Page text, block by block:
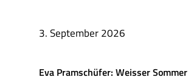
3. September 2026
Eva Pramschüfer: Weisser Sommer